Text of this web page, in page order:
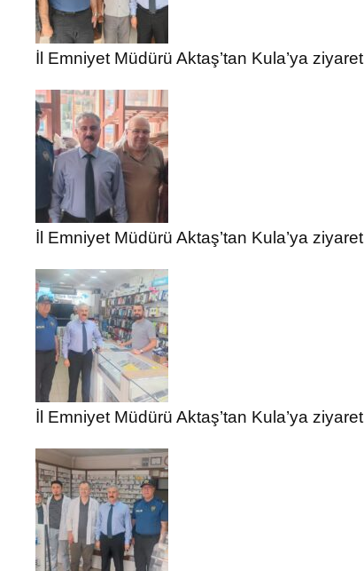
İl Emniyet Müdürü Aktaş’tan Kula’ya ziyaret
İl Emniyet Müdürü Aktaş’tan Kula’ya ziyaret
İl Emniyet Müdürü Aktaş’tan Kula’ya ziyaret